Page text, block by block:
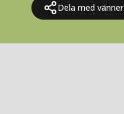
Dela med vänner